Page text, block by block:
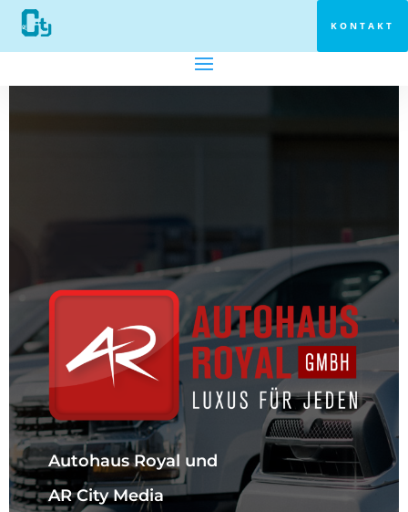
KONTAKT
Autohaus Royal und
AR City Media